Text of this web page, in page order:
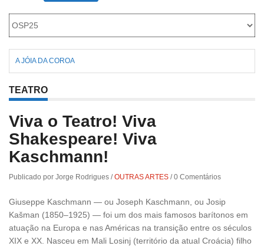
Roriz
A JÓIA DA COROA
TEATRO
Viva o Teatro! Viva
Shakespeare! Viva
Kaschmann!
Publicado por Jorge Rodrigues /OUTRAS ARTES /0 Comentários
Giuseppe Kaschmann — ou Joseph Kaschmann, ou Josip
Kašman (1850–1925) — foi um dos mais famosos barítonos em
atuação na Europa e nas Américas na transição entre os séculos
XIX e XX. Nasceu em Mali Losinj (território da atual Croácia) filho